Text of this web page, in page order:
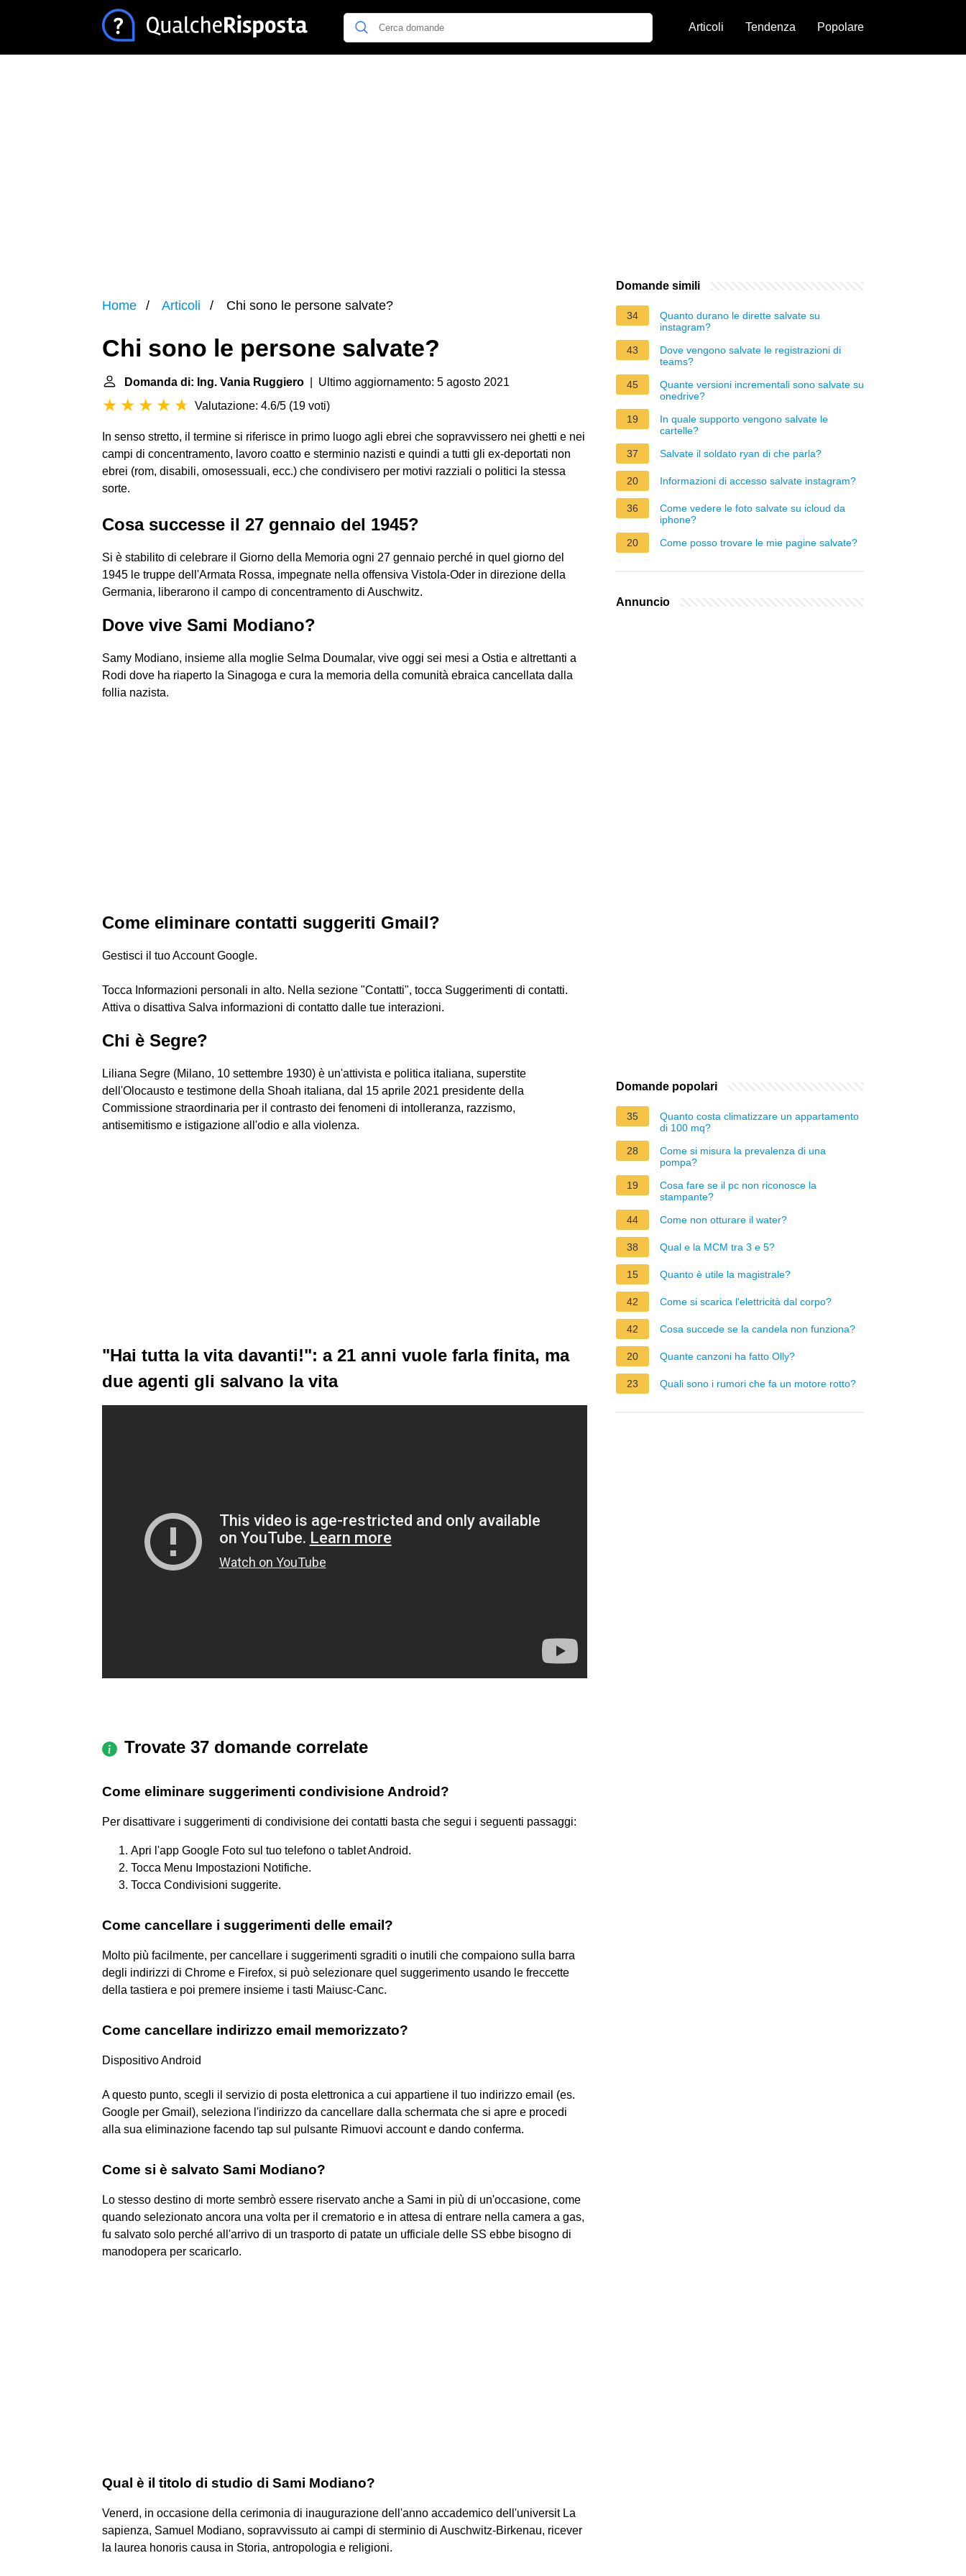
Articoli Tendenza Popolare
Home Articoli Chi sono le persone salvate?
Chi sono le persone salvate?
Domanda di: Ing. Vania Ruggiero | Ultimo aggiornamento: 5 agosto 2021
Valutazione: 4.6/5 (19 voti)
In senso stretto, il termine si riferisce in primo luogo agli ebrei che sopravvissero nei ghetti e nei
campi di concentramento, lavoro coatto e sterminio nazisti e quindi a tutti gli ex-deportati non
ebrei (rom, disabili, omosessuali, ecc.) che condivisero per motivi razziali o politici la stessa
sorte.
Cosa successe il 27 gennaio del 1945?
Si è stabilito di celebrare il Giorno della Memoria ogni 27 gennaio perché in quel giorno del
1945 le truppe dell'Armata Rossa, impegnate nella offensiva Vistola-Oder in direzione della
Germania, liberarono il campo di concentramento di Auschwitz.
Dove vive Sami Modiano?
Samy Modiano, insieme alla moglie Selma Doumalar, vive oggi sei mesi a Ostia e altrettanti a
Rodi dove ha riaperto la Sinagoga e cura la memoria della comunità ebraica cancellata dalla
follia nazista.
Come eliminare contatti suggeriti Gmail?
Gestisci il tuo Account Google.
Tocca Informazioni personali in alto. Nella sezione "Contatti", tocca Suggerimenti di contatti.
Attiva o disattiva Salva informazioni di contatto dalle tue interazioni.
Chi è Segre?
Liliana Segre (Milano, 10 settembre 1930) è un'attivista e politica italiana, superstite
dell'Olocausto e testimone della Shoah italiana, dal 15 aprile 2021 presidente della
Commissione straordinaria per il contrasto dei fenomeni di intolleranza, razzismo,
antisemitismo e istigazione all'odio e alla violenza.
"Hai tutta la vita davanti!": a 21 anni vuole farla finita, ma
due agenti gli salvano la vita
Trovate 37 domande correlate
Come eliminare suggerimenti condivisione Android?
Per disattivare i suggerimenti di condivisione dei contatti basta che segui i seguenti passaggi:
Apri l'app Google Foto sul tuo telefono o tablet Android.
Tocca Menu Impostazioni Notifiche.
Tocca Condivisioni suggerite.
Come cancellare i suggerimenti delle email?
Molto più facilmente, per cancellare i suggerimenti sgraditi o inutili che compaiono sulla barra
degli indirizzi di Chrome e Firefox, si può selezionare quel suggerimento usando le freccette
della tastiera e poi premere insieme i tasti Maiusc-Canc.
Come cancellare indirizzo email memorizzato?
Dispositivo Android
A questo punto, scegli il servizio di posta elettronica a cui appartiene il tuo indirizzo email (es.
Google per Gmail), seleziona l'indirizzo da cancellare dalla schermata che si apre e procedi
alla sua eliminazione facendo tap sul pulsante Rimuovi account e dando conferma.
Come si è salvato Sami Modiano?
Lo stesso destino di morte sembrò essere riservato anche a Sami in più di un'occasione, come
quando selezionato ancora una volta per il crematorio e in attesa di entrare nella camera a gas,
fu salvato solo perché all'arrivo di un trasporto di patate un ufficiale delle SS ebbe bisogno di
manodopera per scaricarlo.
Qual è il titolo di studio di Sami Modiano?
Venerd, in occasione della cerimonia di inaugurazione dell'anno accademico dell'universit La
sapienza, Samuel Modiano, sopravvissuto ai campi di sterminio di Auschwitz-Birkenau, ricever
la laurea honoris causa in Storia, antropologia e religioni.
Domande simili
34
Quanto durano le dirette salvate su
instagram?
43
Dove vengono salvate le registrazioni di
teams?
45
Quante versioni incrementali sono salvate su
onedrive?
19
In quale supporto vengono salvate le
cartelle?
37
Salvate il soldato ryan di che parla?
20 Informazioni di accesso salvate instagram?
36
Come vedere le foto salvate su icloud da
iphone?
20
Come posso trovare le mie pagine salvate?
Annuncio
Domande popolari
35
Quanto costa climatizzare un appartamento
di 100 mq?
28
Come si misura la prevalenza di una
pompa?
19
Cosa fare se il pc non riconosce la
stampante?
44
Come non otturare il water?
38 Qual e la MCM tra 3 e 5?
15 Quanto è utile la magistrale?
42 Come si scarica l'elettricità dal corpo?
42 Cosa succede se la candela non funziona?
20 Quante canzoni ha fatto Olly?
23 Quali sono i rumori che fa un motore rotto?